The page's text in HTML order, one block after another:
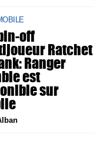
off
Ratchet
Ranger
est
sur